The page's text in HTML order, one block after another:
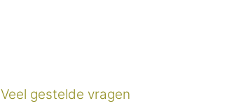
Veel gestelde vragen